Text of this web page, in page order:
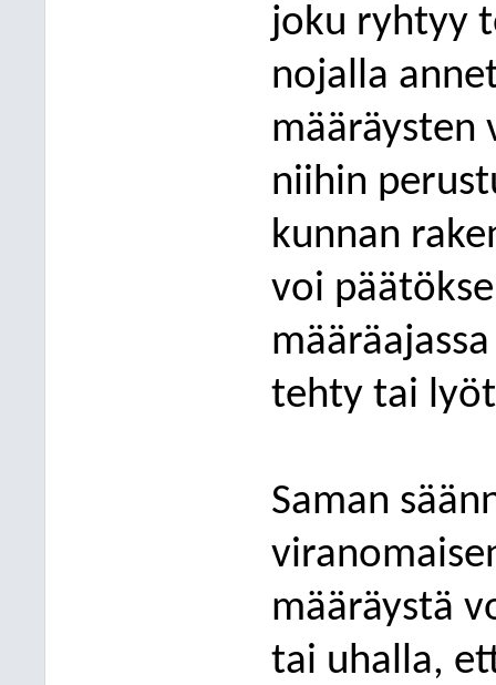
joku ryhtyy
nojalla
määräysten
niihin
kunnan
voi
tehty tai
Saman
määräystä
tai uhalla,